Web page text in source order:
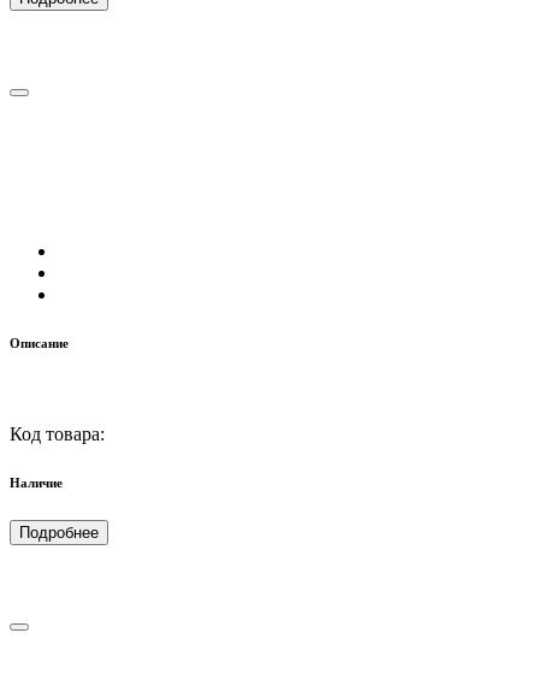
Описание
Код товара:
Наличие
Подробнее